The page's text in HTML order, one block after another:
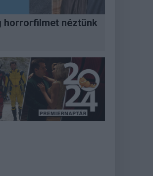
horrorfilmet néztünk